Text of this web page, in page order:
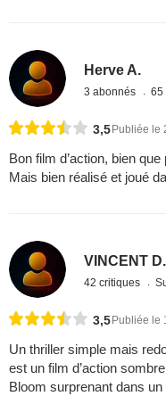
Herve A.
3 abonnés 65
3,5Publiée le
Bon film d’action, bien
Mais bien réalisé et joué
VINCENT D.
42 critiques
3,5 Publiée le
Un thriller simple mais
est un film d’action
Bloom surprenant dans un